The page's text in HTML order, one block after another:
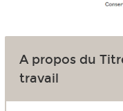
A propos du
travail